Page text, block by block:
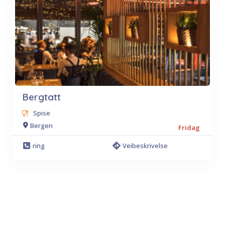
Bergtatt
Spise
Bergen
Fridag
ring
Veibeskrivelse